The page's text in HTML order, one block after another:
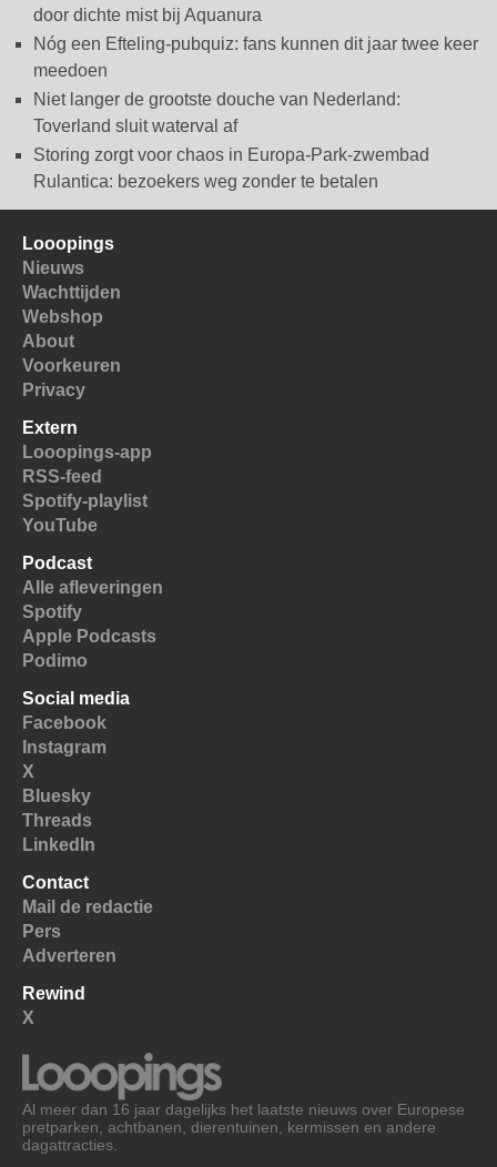
door dichte mist bij Aquanura
Nóg een Efteling-pubquiz: fans kunnen dit jaar twee keer
meedoen
Niet langer de grootste douche van Nederland:
Toverland sluit waterval af
Storing zorgt voor chaos in Europa-Park-zwembad
Rulantica: bezoekers weg zonder te betalen
Looopings
Nieuws
Wachttijden
Webshop
About
Voorkeuren
Privacy
Extern
Looopings-app
RSS-feed
Spotify-playlist
YouTube
Podcast
Alle afleveringen
Spotify
Apple Podcasts
Podimo
Social media
Facebook
Instagram
X
Bluesky
Threads
LinkedIn
Contact
Mail de redactie
Pers
Adverteren
Rewind
X
Al meer dan 16 jaar dagelijks het laatste nieuws over Europese
pretparken, achtbanen, dierentuinen, kermissen en andere
dagattracties.